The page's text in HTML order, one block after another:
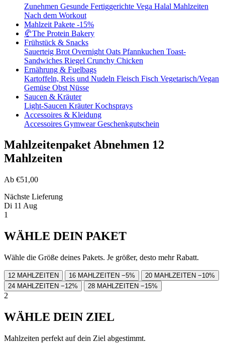
Zunehmen Gesunde Fertiggerichte Vega Halal Mahlzeiten
Nach dem Workout
Mahlzeit Pakete -15%
🥐The Protein Bakery
Frühstück & Snacks
Sauerteig Brot Overnight Oats Pfannkuchen Toast-
Sandwiches Riegel Crunchy Chicken
Ernährung & Fuelbags
Kartoffeln, Reis und Nudeln Fleisch Fisch Vegetarisch/Vegan
Gemüse Obst Nüsse
Saucen & Kräuter
Light-Saucen KräuterKochsprays
Accessoires & Kleidung
Accessoires GymwearGeschenkgutschein
Mahlzeitenpaket Abnehmen 12
Mahlzeiten
Ab €51,00
Nächste Lieferung
Di 11 Aug
1
WÄHLE DEIN PAKET
Wähle die Größe deines Pakets. Je größer, desto mehr Rabatt.
12 MAHLZEITEN 16 MAHLZEITEN −5% 20 MAHLZEITEN −10%
24 MAHLZEITEN −12% 28 MAHLZEITEN −15%
2
WÄHLE DEIN ZIEL
Mahlzeiten perfekt auf dein Ziel abgestimmt.